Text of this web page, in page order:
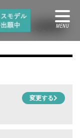
ィス・賃貸事務
変更する